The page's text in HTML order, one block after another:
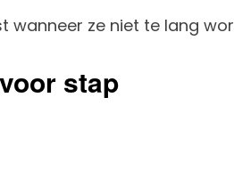
wanneer ze niet te lang
stap